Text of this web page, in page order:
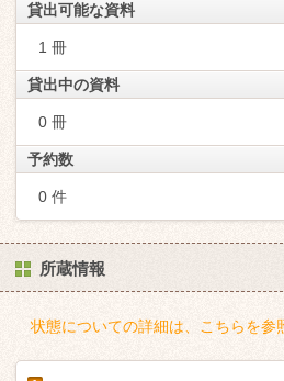
貸出可能な資料
1 冊
貸出中の資料
0 冊
予約数
0 件
所蔵情報
状態についての詳細は、こちらを参